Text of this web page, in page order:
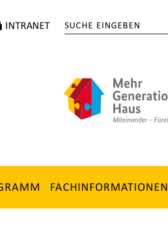
INTRANET
FACHINFORMATIONEN